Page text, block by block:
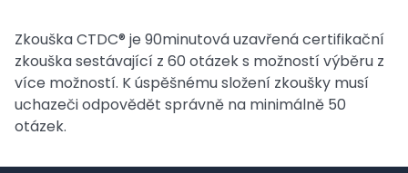
Zkouška CTDC® je 90minutová uzavřená certifikační
zkouška sestávající z 60 otázek s možností výběru z
více možností. K úspěšnému složení zkoušky musí
uchazeči odpovědět správně na minimálně 50
otázek.